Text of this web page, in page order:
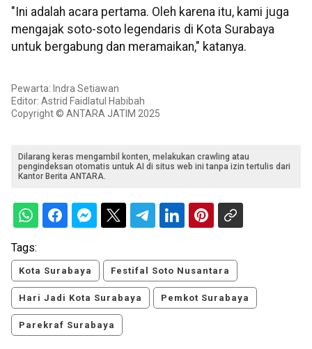
"Ini adalah acara pertama. Oleh karena itu, kami juga
mengajak soto-soto legendaris di Kota Surabaya
untuk bergabung dan meramaikan," katanya.
Pewarta: Indra Setiawan
Editor: Astrid Faidlatul Habibah
Copyright © ANTARA JATIM 2025
Dilarang keras mengambil konten, melakukan crawling atau
pengindeksan otomatis untuk AI di situs web ini tanpa izin tertulis dari
Kantor Berita ANTARA.
Tags:
Kota Surabaya Festifal Soto Nusantara
Hari Jadi Kota Surabaya Pemkot Surabaya
Parekraf Surabaya